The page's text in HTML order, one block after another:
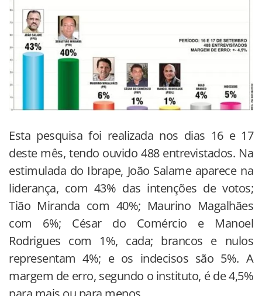
Esta pesquisa foi realizada nos dias 16 e 17
deste mês, tendo ouvido 488 entrevistados. Na
estimulada do Ibrape, João Salame aparece na
liderança, com 43% das intenções de votos;
Tião Miranda com 40%; Maurino Magalhães
com 6%; César do Comércio e Manoel
Rodrigues com 1%, cada; brancos e nulos
representam 4%; e os indecisos são 5%. A
margem de erro, segundo o instituto, é de 4,5%